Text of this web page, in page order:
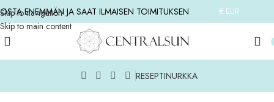
Skip to navigation
Skip to main content
OSTA ENEMMÄN JA SAAT ILMAISEN TOIMITUKSEN € EUR
RESEPTINURKKA